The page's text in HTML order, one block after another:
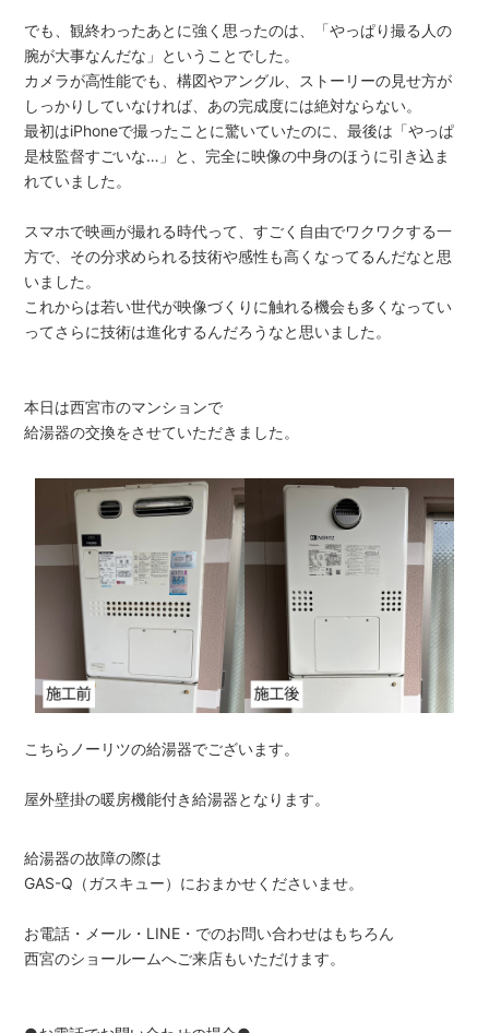
でも、観終わったあとに強く思ったのは、「やっぱり撮る人の
腕が大事なんだな」ということでした。
カメラが高性能でも、構図やアングル、ストーリーの見せ方が
しっかりしていなければ、あの完成度には絶対ならない。
最初はiPhoneで撮ったことに驚いていたのに、最後は「やっぱ
是枝監督すごいな…」と、完全に映像の中身のほうに引き込ま
れていました。
スマホで映画が撮れる時代って、すごく自由でワクワクする一
方で、その分求められる技術や感性も高くなってるんだなと思
いました。
これからは若い世代が映像づくりに触れる機会も多くなってい
ってさらに技術は進化するんだろうなと思いました。
本日は西宮市のマンションで
給湯器の交換をさせていただきました。
こちらノーリツの給湯器でございます。
屋外壁掛の暖房機能付き給湯器となります。
給湯器の故障の際は
GAS-Q（ガスキュー）におまかせくださいませ。
お電話・メール・LINE・でのお問い合わせはもちろん
西宮のショールームへご来店もいただけます。